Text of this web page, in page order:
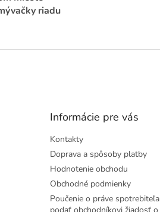
riadu
Informácie pre vás
Kontakty
Doprava a spôsoby platby
Hodnotenie obchodu
Obchodné podmienky
Poučenie o práve spotrebiteľa